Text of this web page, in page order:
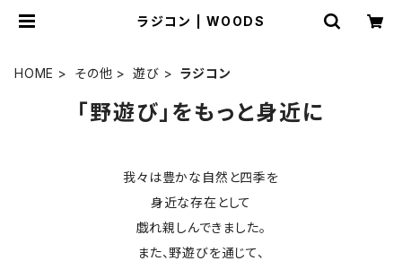
ラジコン | WOODS
HOME その他 遊び ラジコン
「野遊び」をもっと身近に
我々は豊かな自然と四季を
身近な存在として
戯れ親しんできました。
また、野遊びを通じて、